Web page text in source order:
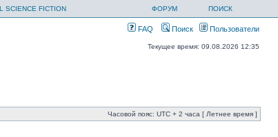
SCIENCE FICTION ФОРУМ ПОИСК
FAQ Поиск Пользователи
Текущее время: 09.08.2026 12:35
Часовой пояс: UTC + 2 часа [ Летнее время ]